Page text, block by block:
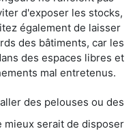
d'exposer les stocks,
également de laisser
des bâtiments, car les
des espaces libres et
mal entretenus.
des pelouses ou des
mieux serait de disposer